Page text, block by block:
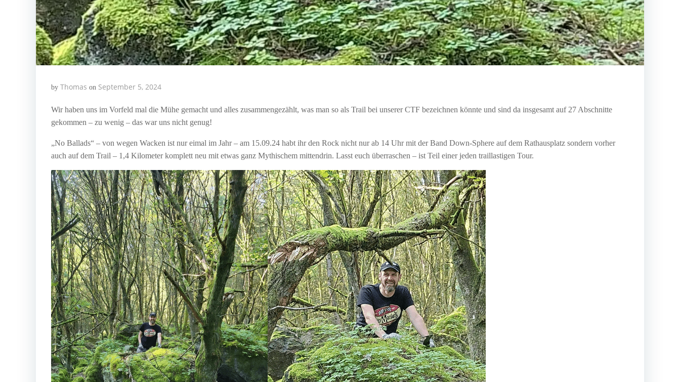
by Thomas on September 5, 2024
Wir haben uns im Vorfeld mal die Mühe gemacht und alles zusammengezählt, was man so als Trail bei unserer CTF bezeichnen könnte und sind da insgesamt auf 27 Abschnitte
gekommen – zu wenig – das war uns nicht genug!
„No Ballads“ – von wegen Wacken ist nur eimal im Jahr – am 15.09.24 habt ihr den Rock nicht nur ab 14 Uhr mit der Band Down-Sphere auf dem Rathausplatz sondern vorher
auch auf dem Trail – 1,4 Kilometer komplett neu mit etwas ganz Mythischem mittendrin. Lasst euch überraschen – ist Teil einer jeden traillastigen Tour.